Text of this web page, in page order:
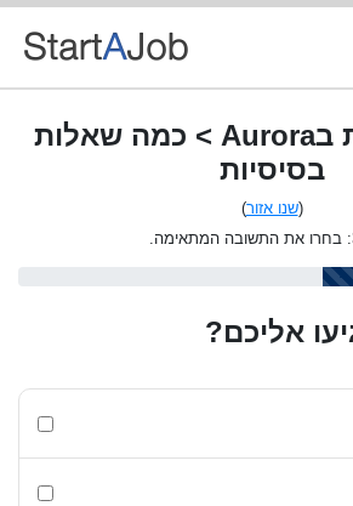
עבודה כללית בAurora > כמה שאלות
בסיסיות
(שנו אזור)
אליכם?